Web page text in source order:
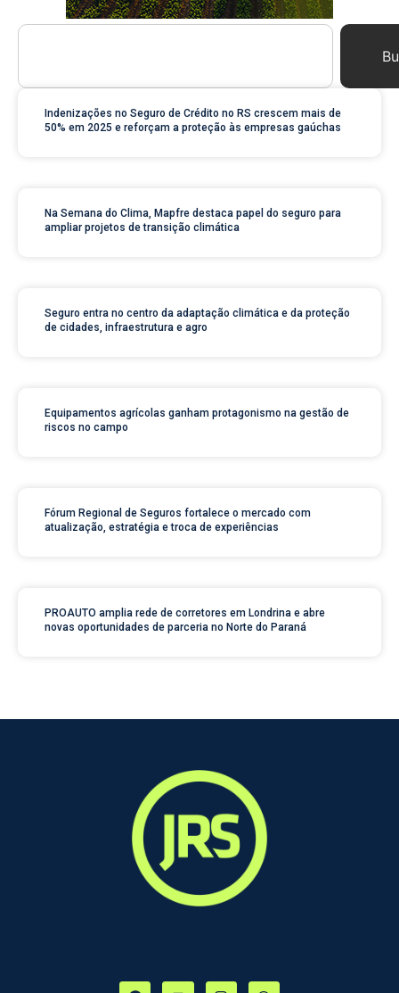
Indenizações no Seguro de Crédito no RS crescem mais de
50% em 2025 e reforçam a proteção às empresas gaúchas
Na Semana do Clima, Mapfre destaca papel do seguro para
ampliar projetos de transição climática
Seguro entra no centro da adaptação climática e da proteção
de cidades, infraestrutura e agro
Equipamentos agrícolas ganham protagonismo na gestão de
riscos no campo
Fórum Regional de Seguros fortalece o mercado com
atualização, estratégia e troca de experiências
PROAUTO amplia rede de corretores em Londrina e abre
novas oportunidades de parceria no Norte do Paraná